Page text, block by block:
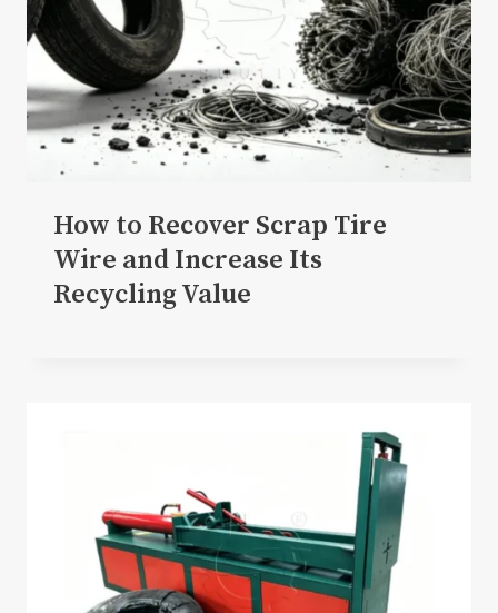
How to Recover Scrap Tire
Wire and Increase Its
Recycling Value